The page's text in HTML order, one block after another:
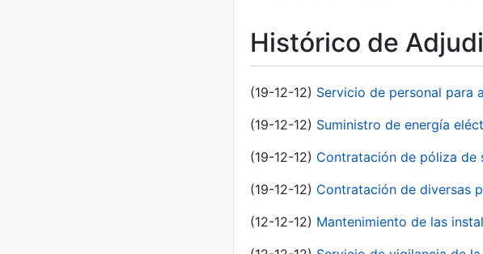
Histórico de
(19-12-12) Servicio de personal para
(19-12-12) Suministro de energía
(19-12-12) Contratación de póliza de
(19-12-12) Contratación de diversas
(12-12-12) Mantenimiento de las